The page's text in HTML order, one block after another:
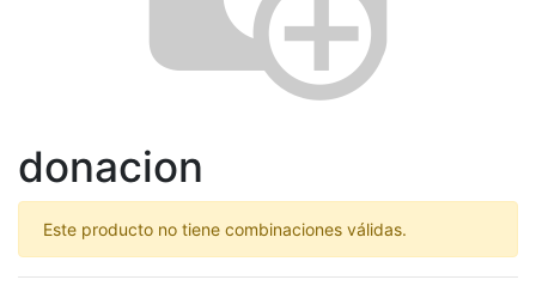
donacion
Este producto no tiene combinaciones válidas.